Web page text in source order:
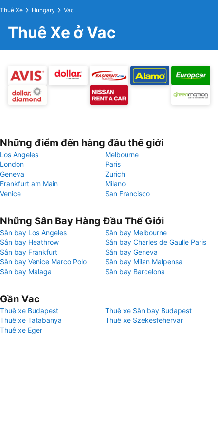
Thuê Xe Hungary Vac
Thuê Xe ở Vac
Những điểm đến hàng đầu thế giới
Los Angeles
Melbourne
London
Paris
Geneva
Zurich
Frankfurt am Main
Milano
Venice
San Francisco
Những Sân Bay Hàng Đầu Thế Giới
Sân bay Los Angeles
Sân bay Melbourne
Sân bay Heathrow
Sân bay Charles de Gaulle Paris
Sân bay Frankfurt
Sân bay Geneva
Sân bay Venice Marco Polo
Sân bay Milan Malpensa
Sân bay Malaga
Sân bay Barcelona
Gần Vac
Thuê xe Budapest
Thuê xe Sân bay Budapest
Thuê xe Tatabanya
Thuê xe Szekesfehervar
Thuê xe Eger